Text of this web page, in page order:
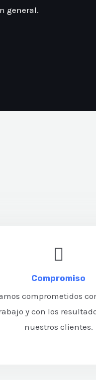
general.
Compromiso
comprometidos
y con los
nuestros clientes.